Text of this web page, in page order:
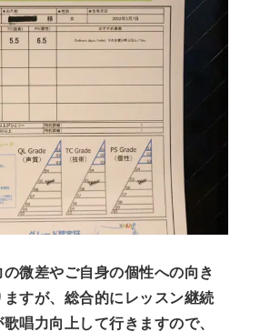
微差やご自身の個性への向き
すが、総合的に レッスン継続
唱力向上して行きますので、